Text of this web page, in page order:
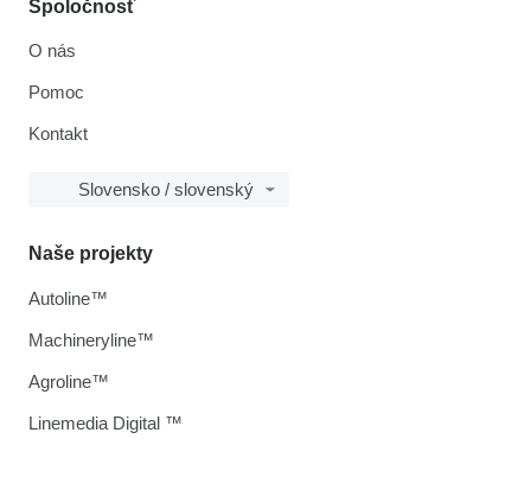
Spoločnosť
O nás
Pomoc
Kontakt
Slovensko / slovenský
Naše projekty
Autoline™
Machineryline™
Agroline™
Linemedia Digital ™